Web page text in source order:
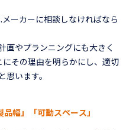
ーカーに相談しなければなら
画やプランニングにも大きく
その理由を明らかにし、適切
います。
幅」「可動スペース」